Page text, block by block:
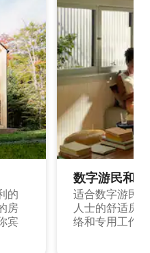
的
房
宾
数字游民和
适合数字游民
人士的舒适房
络和专用工作